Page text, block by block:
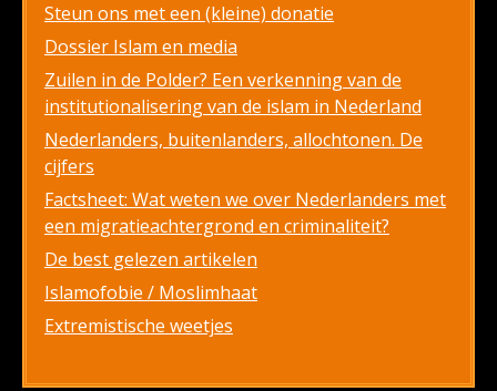
Steun ons met een (kleine) donatie
Dossier Islam en media
Zuilen in de Polder? Een verkenning van de
institutionalisering van de islam in Nederland
Nederlanders, buitenlanders, allochtonen. De
cijfers
Factsheet: Wat weten we over Nederlanders met
een migratieachtergrond en criminaliteit?
De best gelezen artikelen
Islamofobie / Moslimhaat
Extremistische weetjes